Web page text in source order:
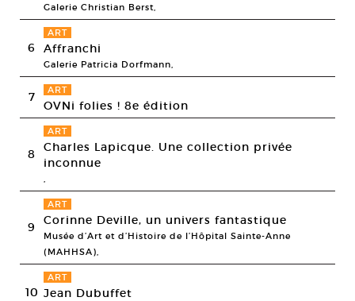
Galerie Christian Berst,
6
ART
Affranchi
Galerie Patricia Dorfmann,
7 ART
OVNi folies ! 8e édition
8
ART
Charles Lapicque. Une collection privée
inconnue
,
9
ART
Corinne Deville, un univers fantastique
Musée d’Art et d’Histoire de l’Hôpital Sainte-Anne
(MAHHSA),
10
ART
Jean Dubuffet